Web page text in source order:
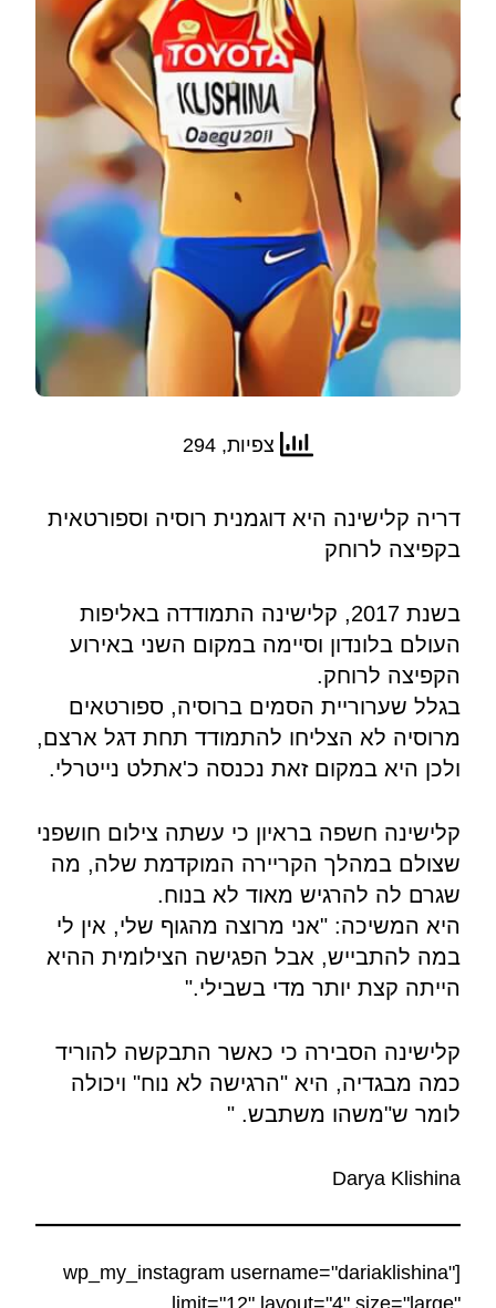
צפיות, 294
דריה קלישינה היא דוגמנית רוסיה וספורטאית
בקפיצה לרוחק
בשנת 2017, קלישינה התמודדה באליפות
העולם בלונדון וסיימה במקום השני באירוע
הקפיצה לרוחק.
בגלל שערוריית הסמים ברוסיה, ספורטאים
מרוסיה לא הצליחו להתמודד תחת דגל ארצם,
ולכן היא במקום זאת נכנסה כ'אתלט נייטרלי.
קלישינה חשפה בראיון כי עשתה צילום חושפני
שצולם במהלך הקריירה המוקדמת שלה, מה
שגרם לה להרגיש מאוד לא בנוח.
היא המשיכה: "אני מרוצה מהגוף שלי, אין לי
במה להתבייש, אבל הפגישה הצילומית ההיא
הייתה קצת יותר מדי בשבילי."
קלישינה הסבירה כי כאשר התבקשה להוריד
כמה מבגדיה, היא "הרגישה לא נוח" ויכולה
לומר ש"משהו משתבש. "
Darya Klishina
[wp_my_instagram username="dariaklishina"